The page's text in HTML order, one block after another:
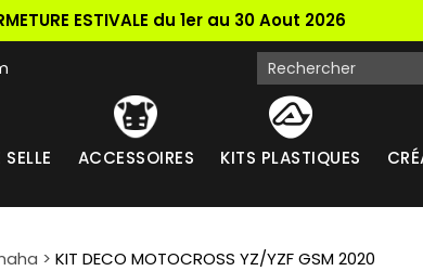
ESTIVALE du 1er au 30 Aout 2026
ACCESSOIRES KITS PLASTIQUES
> KIT DECO MOTOCROSS YZ/YZF GSM 2020